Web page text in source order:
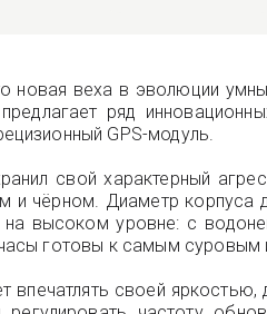
новая веха в эволюции
ряд
GPS-модуль.
свой характерный
и чёрном. Диаметр корпуса
на высоком уровне: с
готовы к самым суровым
впечатлять своей